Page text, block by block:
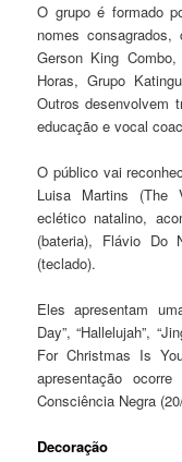
O grupo é formado
nomes
Gerson King
Horas, Grupo
Outros desenvolvem
educação e vocal
O público vai
Luisa Martins (The
eclético natalino,
(bateria), Flávio Do
(teclado).
Eles apresentam
Day”, “Hallelujah”,
For Christmas Is
apresentação
Consciência Negra
Decoração